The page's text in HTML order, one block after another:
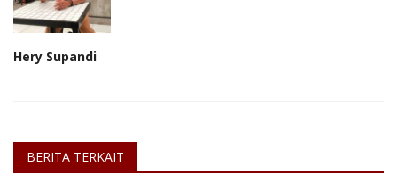
Hery Supandi
BERITA TERKAIT